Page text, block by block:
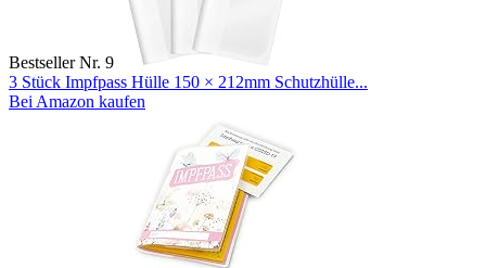
Bestseller Nr. 9
3 Stück Impfpass Hülle 150 × 212mm Schutzhülle...
Bei Amazon kaufen